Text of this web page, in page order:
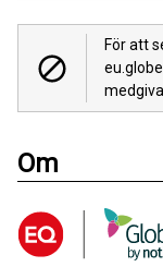
För att
Om